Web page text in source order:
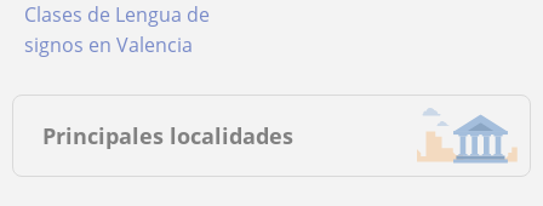
Clases de Lengua de
signos en Valencia
Principales localidades